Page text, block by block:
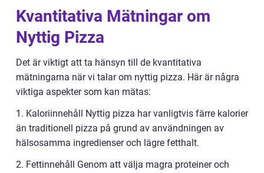
Kvantitativa Mätningar om
Nyttig Pizza
Det är viktigt att ta hänsyn till de kvantitativa
mätningarna när vi talar om nyttig pizza. Här är några
viktiga aspekter som kan mätas:
1. Kaloriinnehåll Nyttig pizza har vanligtvis färre kalorier
än traditionell pizza på grund av användningen av
hälsosamma ingredienser och lägre fetthalt.
2. Fettinnehåll Genom att välja magra proteiner och